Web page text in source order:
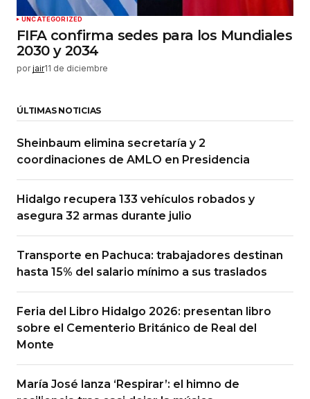
UNCATEGORIZED
FIFA confirma sedes para los Mundiales
2030 y 2034
por jair11 de diciembre
ÚLTIMAS NOTICIAS
Sheinbaum elimina secretaría y 2
coordinaciones de AMLO en Presidencia
Hidalgo recupera 133 vehículos robados y
asegura 32 armas durante julio
Transporte en Pachuca: trabajadores destinan
hasta 15% del salario mínimo a sus traslados
Feria del Libro Hidalgo 2026: presentan libro
sobre el Cementerio Británico de Real del
Monte
María José lanza ‘Respirar’: el himno de